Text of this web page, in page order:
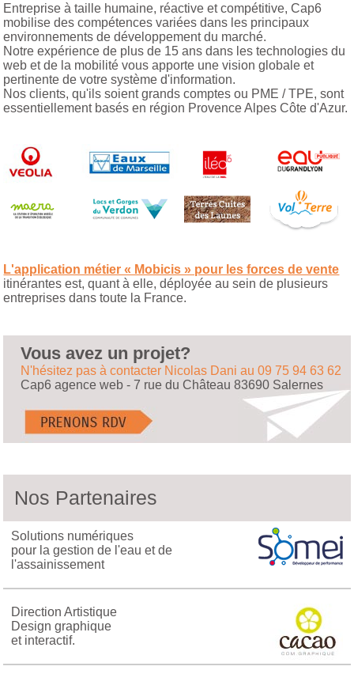
Entreprise à taille humaine, réactive et compétitive, Cap6
mobilise des compétences variées dans les principaux
environnements de développement du marché.
Notre expérience de plus de 15 ans dans les technologies du
web et de la mobilité vous apporte une vision globale et
pertinente de votre système d'information.
Nos clients, qu'ils soient grands comptes ou PME / TPE, sont
essentiellement basés en région Provence Alpes Côte d'Azur.
L'application métier « Mobicis » pour les forces de vente
itinérantes est, quant à elle, déployée au sein de plusieurs
entreprises dans toute la France.
Vous avez un projet?
N'hésitez pas à contacter Nicolas Dani au 09 75 94 63 62
Cap6 agence web - 7 rue du Château 83690 Salernes
Nos Partenaires
Solutions numériques
pour la gestion de l'eau et de
l'assainissement
Direction Artistique
Design graphique
et interactif.